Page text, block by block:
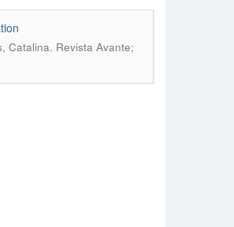
Catalina. Revista Avante;